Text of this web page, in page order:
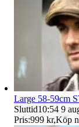
Large 58-59cm
Sluttid10:54 9
Pris:999 kr,Köp